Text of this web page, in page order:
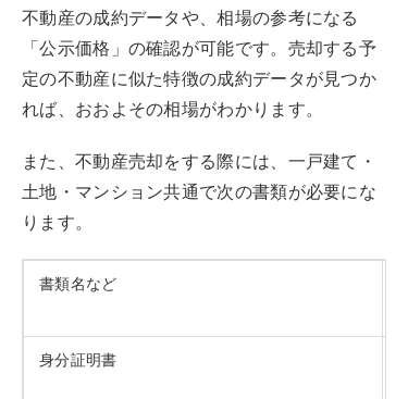
不動産の成約データや、相場の参考になる
「公示価格」の確認が可能です。売却する予
定の不動産に似た特徴の成約データが見つか
れば、おおよその相場がわかります。
また、不動産売却をする際には、一戸建て・
土地・マンション共通で次の書類が必要にな
ります。
書類名など
身分証明書